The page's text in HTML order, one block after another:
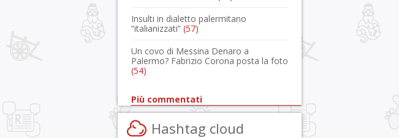
Insulti in dialetto palermitano
“italianizzati” (57)
Un covo di Messina Denaro a
Palermo? Fabrizio Corona posta la foto
(54)
Più commentati
Hashtag cloud